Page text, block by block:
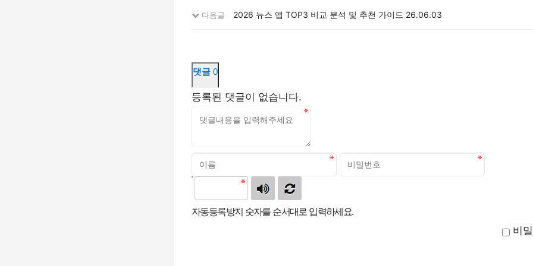
다음글 2026 뉴스 앱 TOP3 비교 분석 및 추천 가이드 26.06.03
댓글 0
등록된 댓글이 없습니다.
자동등록방지 숫자를 순서대로 입력하세요.
비